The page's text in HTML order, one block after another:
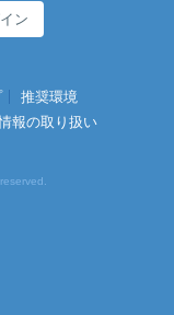
ン
推奨環境
報の取り扱い